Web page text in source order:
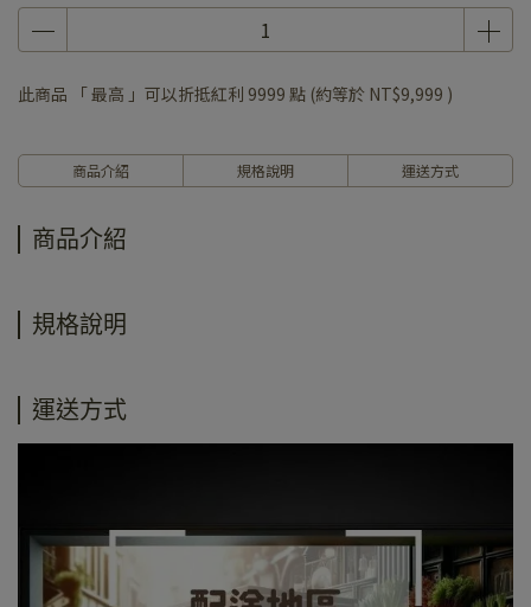
此商品 「 最高 」可以折抵紅利 9999 點 (約等於 NT$9,999 )
商品介紹 規格說明 運送方式
商品介紹
規格說明
運送方式